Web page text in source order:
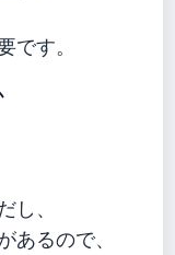
です。
、
あるので、